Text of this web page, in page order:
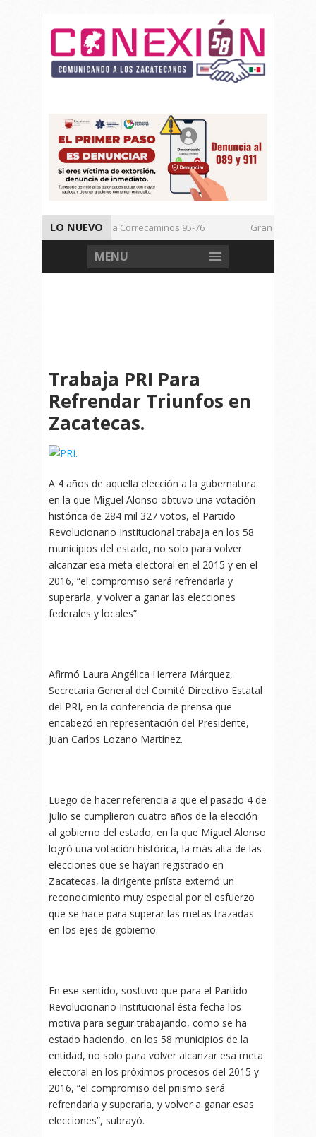
LO NUEVO
Vencen los Mineros a Correcaminos 95-76
Gran Festival
Inicia TSJEZ Sesiones Ordinarias
Inicia SICT Construcción
MENU
Trabaja PRI Para
Refrendar Triunfos en
Zacatecas.
A 4 años de aquella elección a la gubernatura
en la que Miguel Alonso obtuvo una votación
histórica de 284 mil 327 votos, el Partido
Revolucionario Institucional trabaja en los 58
municipios del estado, no solo para volver
alcanzar esa meta electoral en el 2015 y en el
2016, “el compromiso será refrendarla y
superarla, y volver a ganar las elecciones
federales y locales”.
Afirmó Laura Angélica Herrera Márquez,
Secretaria General del Comité Directivo Estatal
del PRI, en la conferencia de prensa que
encabezó en representación del Presidente,
Juan Carlos Lozano Martínez.
Luego de hacer referencia a que el pasado 4 de
julio se cumplieron cuatro años de la elección
al gobierno del estado, en la que Miguel Alonso
logró una votación histórica, la más alta de las
elecciones que se hayan registrado en
Zacatecas, la dirigente priísta externó un
reconocimiento muy especial por el esfuerzo
que se hace para superar las metas trazadas
en los ejes de gobierno.
En ese sentido, sostuvo que para el Partido
Revolucionario Institucional ésta fecha los
motiva para seguir trabajando, como se ha
estado haciendo, en los 58 municipios de la
entidad, no solo para volver alcanzar esa meta
electoral en los próximos procesos del 2015 y
2016, “el compromiso del priismo será
refrendarla y superarla, y volver a ganar esas
elecciones”, subrayó.